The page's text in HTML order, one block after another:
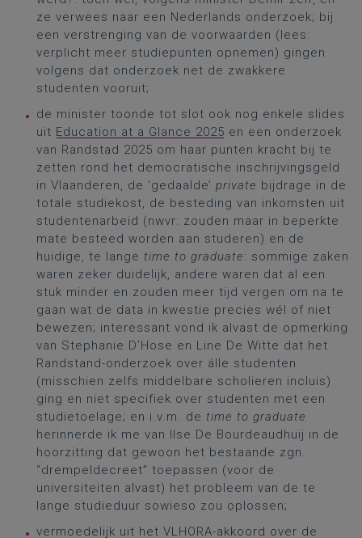
ze verwees naar een Nederlands onderzoek; bij
een verstrenging van de voorwaarden (lees:
verplicht meer studiepunten opnemen) gingen
volgens dat onderzoek net de zwakkere
studenten vooruit;
de minister toonde tot slot ook nog enkele slides
uit Education at a Glance 2025 en een onderzoek
van Randstad 2025 om haar punten kracht bij te
zetten rond het democratische inschrijvingsgeld
in Vlaanderen, de ‘gedaalde’ private bijdrage in de
totale studiekost, de besteding van inkomsten uit
studentenarbeid (nwvr: zouden maar in beperkte
mate besteed worden aan studeren) en de
huidige, te lange time to graduate: sommige zaken
waren zeker duidelijk, andere waren dat al een
stuk minder en zouden meer tijd vergen om na te
gaan wat de data in kwestie precies wél of niet
bewezen; interessant vond ik alvast de opmerking
van Stephanie D’Hose en Line De Witte dat het
Randstand-onderzoek over álle studenten
(misschien zelfs middelbare scholieren incluis)
ging en niet specifiek over studenten met een
studietoelage; en i.v.m. de time to graduate
herinnerde ik me van Ilse De Bourdeaudhuij in de
hoorzitting dat gewoon het bestaande zgn.
“drempeldecreet” toepassen (voor de
universiteiten alvast) het probleem van de te
lange studieduur sowieso zou oplossen;
vermoedelijk uit het VLHORA-akkoord over de